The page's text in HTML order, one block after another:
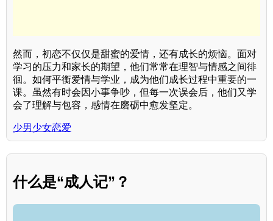
然而，初恋不仅仅是甜蜜的爱情，还有成长的烦恼。面对
学习的压力和家长的期望，他们常常在理智与情感之间徘
徊。如何平衡爱情与学业，成为他们成长过程中重要的一
课。虽然有时会因小事争吵，但每一次误会后，他们又学
会了理解与包容，感情在磨砺中愈发坚定。
少男少女恋爱
什么是“成人记”？